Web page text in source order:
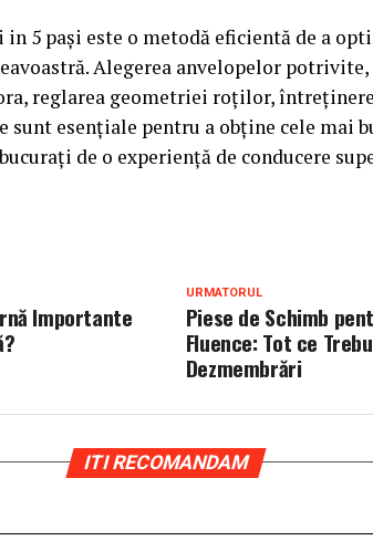
5 pași este o metodă eficientă de a
Alegerea anvelopelor
reglarea geometriei roților,
esențiale pentru a obține cele mai
de o experiență de conducere
URMATORUL
Piese de Schimb
Fluence: Tot ce
Dezmembrări
Importante
ITI RECOMANDAM